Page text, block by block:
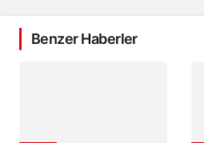
Benzer Haberler